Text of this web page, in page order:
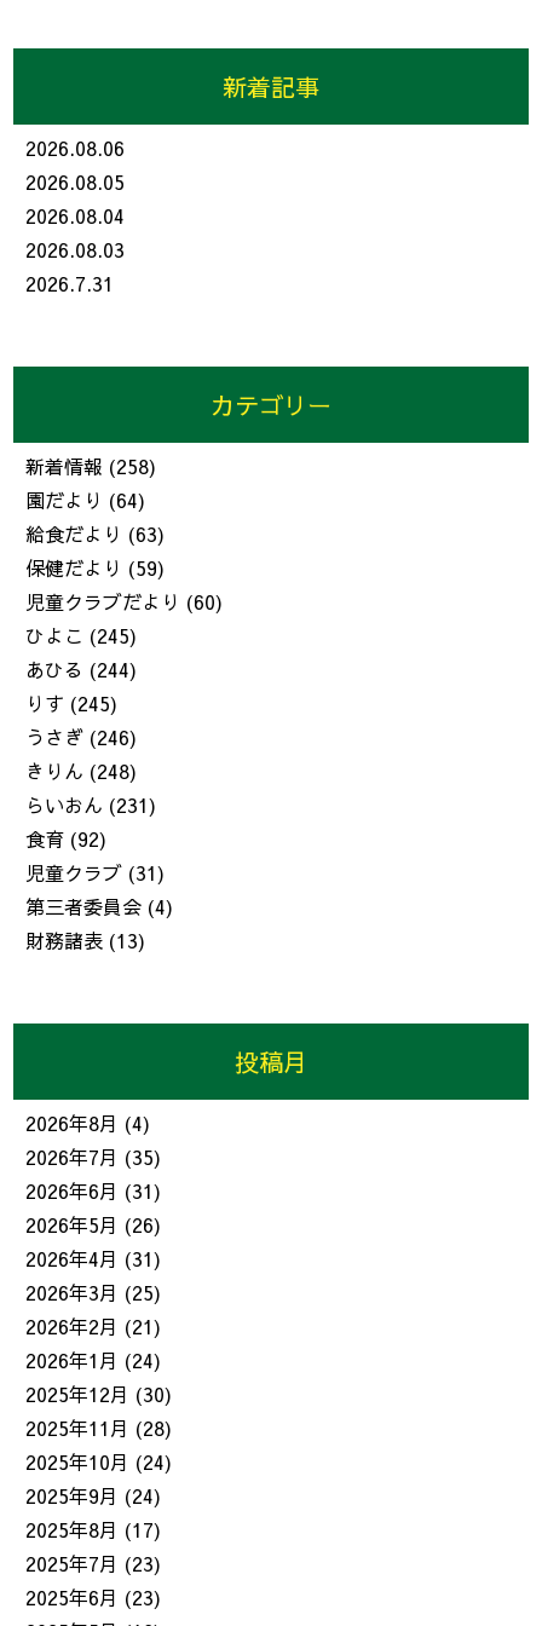
新着記事
2026.08.06
2026.08.05
2026.08.04
2026.08.03
2026.7.31
カテゴリー
新着情報 (258)
園だより (64)
給食だより (63)
保健だより (59)
児童クラブだより (60)
ひよこ (245)
あひる (244)
りす (245)
うさぎ (246)
きりん (248)
らいおん (231)
食育 (92)
児童クラブ (31)
第三者委員会 (4)
財務諸表 (13)
投稿月
2026年8月 (4)
2026年7月 (35)
2026年6月 (31)
2026年5月 (26)
2026年4月 (31)
2026年3月 (25)
2026年2月 (21)
2026年1月 (24)
2025年12月 (30)
2025年11月 (28)
2025年10月 (24)
2025年9月 (24)
2025年8月 (17)
2025年7月 (23)
2025年6月 (23)